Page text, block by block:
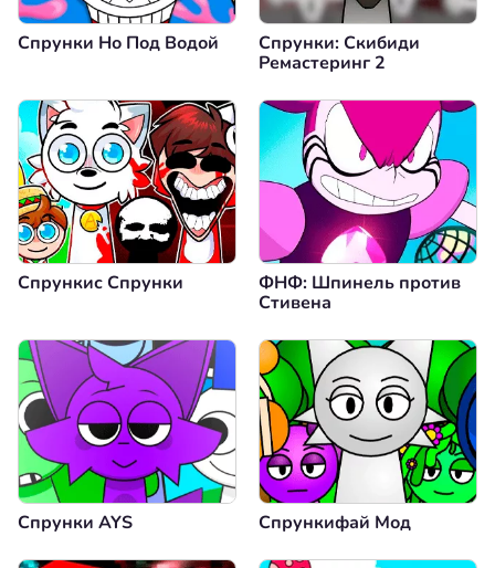
Спрунки Но Под Водой
Спрунки: Скибиди
Ремастеринг 2
Спрункис Спрунки
ФНФ: Шпинель против
Стивена
Спрунки AYS Спрункифай Мод